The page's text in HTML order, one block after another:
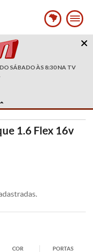
SÁBADO ÀS 8:30 NA TV
1.6 Flex 16v
COR PORTAS